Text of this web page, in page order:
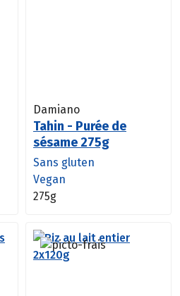
Damiano
Tahin - Purée de
sésame 275g
Sans gluten
Vegan
275g